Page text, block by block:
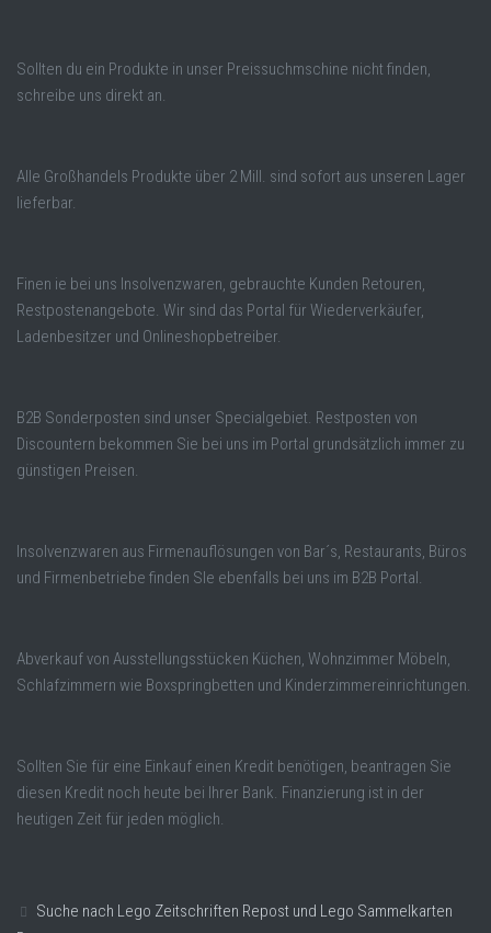
Sollten du ein Produkte in unser Preissuchmschine nicht finden,
schreibe uns direkt an.
Alle Großhandels Produkte über 2 Mill. sind sofort aus unseren Lager
lieferbar.
Finen ie bei uns Insolvenzwaren, gebrauchte Kunden Retouren,
Restpostenangebote. Wir sind das Portal für Wiederverkäufer,
Ladenbesitzer und Onlineshopbetreiber.
B2B Sonderposten sind unser Specialgebiet. Restposten von
Discountern bekommen Sie bei uns im Portal grundsätzlich immer zu
günstigen Preisen.
Insolvenzwaren aus Firmenauflösungen von Bar´s, Restaurants, Büros
und Firmenbetriebe finden SIe ebenfalls bei uns im B2B Portal.
Abverkauf von Ausstellungsstücken Küchen, Wohnzimmer Möbeln,
Schlafzimmern wie Boxspringbetten und Kinderzimmereinrichtungen.
Sollten Sie für eine Einkauf einen Kredit benötigen, beantragen Sie
diesen Kredit noch heute bei Ihrer Bank. Finanzierung ist in der
heutigen Zeit für jeden möglich.
Suche nach Lego Zeitschriften Repost und Lego Sammelkarten